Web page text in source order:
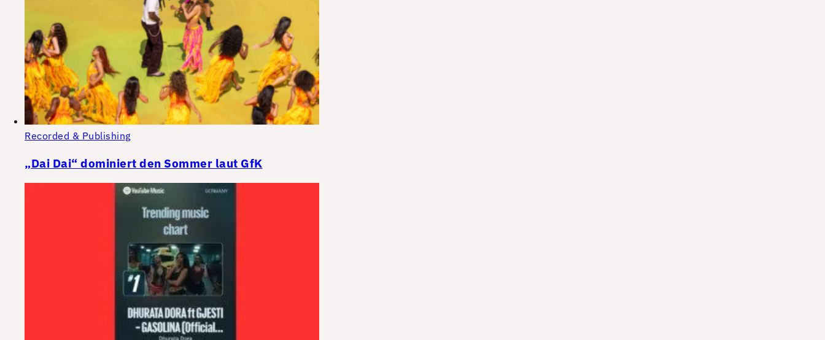
Recorded & Publishing
„Dai Dai“ dominiert den Sommer laut GfK